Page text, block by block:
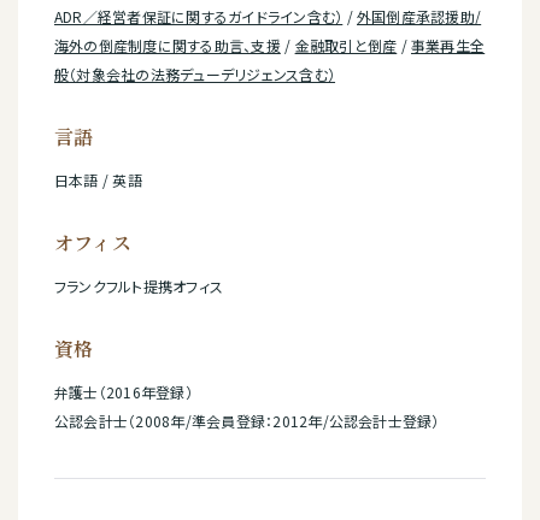
ADR／経営者保証に関するガイドライン含む） /外国倒産承認援助/
海外の倒産制度に関する助言、支援/ 金融取引と倒産 /事業再生全
般（対象会社の法務デューデリジェンス含む）
言語
日本語 / 英語
オフィス
フランクフルト提携オフィス
資格
弁護士（2016年登録）
公認会計士（2008年/準会員登録：2012年/公認会計士登録）